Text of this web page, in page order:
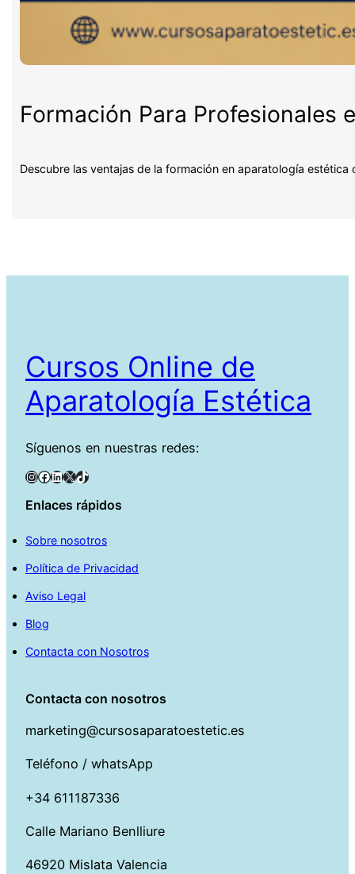
Formación Para Profesionales
Descubre las ventajas de la formación en aparatología estética
Cursos Online de
Aparatología Estética
Síguenos en nuestras redes:
InstagramFacebook LinkedIn X TikTok
Enlaces rápidos
Sobre nosotros
Política de Privacidad
Aviso Legal
Blog
Contacta con Nosotros
Contacta con nosotros
marketing@cursosaparatoestetic.es
Teléfono / whatsApp
+34 611187336
Calle Mariano Benlliure
46920 Mislata Valencia